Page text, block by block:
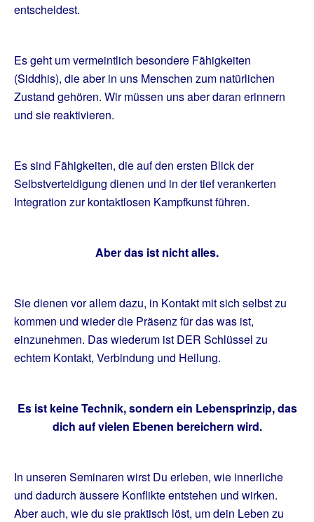
entscheidest.
Es geht um vermeintlich besondere Fähigkeiten
(Siddhis), die aber in uns Menschen zum natürlichen
Zustand gehören. Wir müssen uns aber daran erinnern
und sie reaktivieren.
Es sind Fähigkeiten, die auf den ersten Blick der
Selbstverteidigung dienen und in der tief verankerten
Integration zur kontaktlosen Kampfkunst führen.
Aber das ist nicht alles.
Sie dienen vor allem dazu, in Kontakt mit sich selbst zu
kommen und wieder die Präsenz für das was ist,
einzunehmen. Das wiederum ist DER Schlüssel zu
echtem Kontakt, Verbindung und Heilung.
Es ist keine Technik, sondern ein Lebensprinzip, das
dich auf vielen Ebenen bereichern wird.
In unseren Seminaren wirst Du erleben, wie innerliche
und dadurch äussere Konflikte entstehen und wirken.
Aber auch, wie du sie praktisch löst, um dein Leben zu